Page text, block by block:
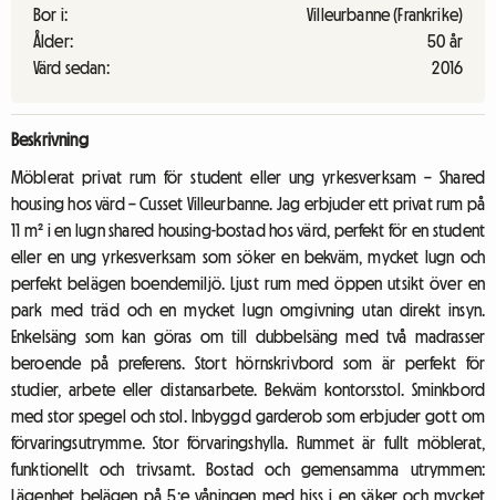
Bor i:
Villeurbanne (Frankrike)
Ålder:
50 år
Värd sedan:
2016
Beskrivning
Möblerat privat rum för student eller ung yrkesverksam – Shared
housing hos värd – Cusset Villeurbanne. Jag erbjuder ett privat rum på
11 m² i en lugn shared housing-bostad hos värd, perfekt för en student
eller en ung yrkesverksam som söker en bekväm, mycket lugn och
perfekt belägen boendemiljö. Ljust rum med öppen utsikt över en
park med träd och en mycket lugn omgivning utan direkt insyn.
Enkelsäng som kan göras om till dubbelsäng med två madrasser
beroende på preferens. Stort hörnskrivbord som är perfekt för
studier, arbete eller distansarbete. Bekväm kontorsstol. Sminkbord
med stor spegel och stol. Inbyggd garderob som erbjuder gott om
förvaringsutrymme. Stor förvaringshylla. Rummet är fullt möblerat,
funktionellt och trivsamt. Bostad och gemensamma utrymmen:
Lägenhet belägen på 5:e våningen med hiss i en säker och mycket